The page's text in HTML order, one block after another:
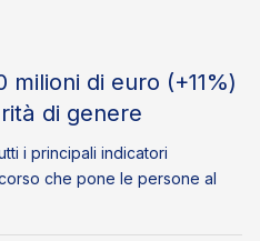
di euro (+11%)
di genere
i principali indicatori
che pone le persone al